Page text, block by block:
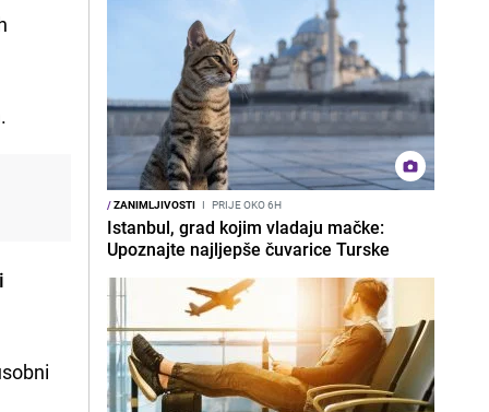
/ZANIMLJIVOSTI I PRIJE OKO 6H
Istanbul, grad kojim vladaju mačke:
Upoznajte najljepše čuvarice Turske